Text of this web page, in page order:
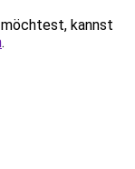
kannst
.